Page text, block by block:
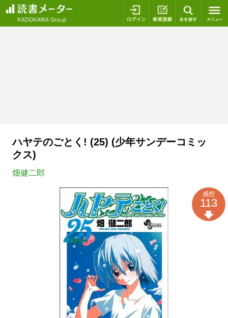
ログイン 新規登録
ハヤテのごとく! (25) (少年サンデーコミッ
クス)
畑健二郎
感想
113